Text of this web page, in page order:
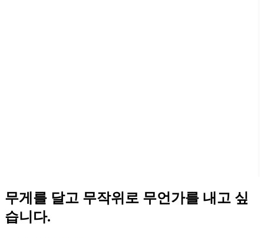
무게를 달고 무작위로 무언가를 내고 싶
습니다.